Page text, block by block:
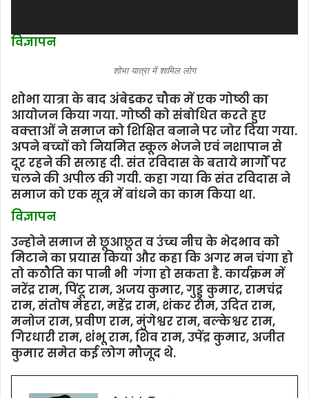
विज्ञापन
शोभा यात्रा में शामिल लोग
शोभा यात्रा के बाद अंबेडकर चौक में एक गोष्‍ठी का
आयोजन किया गया. गोष्‍ठी को संबोधित करते हुए
वक्‍ताओं ने समाज को शिक्षित बनाने पर जोर दिया गया.
अपने बच्‍चों को नियमित स्‍कूल भेजने एवं नशापान से
दूर रहने की सलाह दी. संत रविदास के बताये मार्गोें पर
चलने की अपील की गयी. कहा गया कि संत रविदास ने
समाज को एक सूत्र में बांधने का काम किया था.
विज्ञापन
उन्‍होने समाज से छूआछूत व उंच्‍च नीच के भेदभाव को
मिटाने का प्रयास किया और कहा कि अगर मन चंगा हो
तो कठौति का पानी भी गंगा हो सकता है. कार्यक्रम में
नरेंद्र राम, पिंटू राम, अजय कुमार, गुड्डू कुमार, रामचंद्र
राम, संतोष मेहरा, महेंद्र राम, शंकर राम, उदित राम,
मनोज राम, प्रवीण राम, मुंगेश्वर राम, बल्केश्वर राम,
गिरधारी राम, शंंभू राम, शिव राम, उपेंद्र कुमार, अजीत
कुमार समेत कई लोग मौजूद थे.